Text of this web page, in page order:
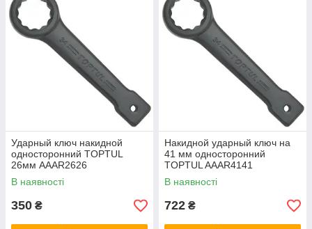
Ударный ключ накидной
односторонний TOPTUL
26мм AAAR2626
В наявності
350 ₴
Накидной ударный ключ на
41 мм односторонний
TOPTUL AAAR4141
В наявності
722 ₴